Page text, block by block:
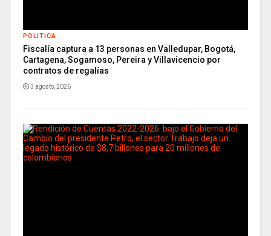
POLITICA
Fiscalía captura a 13 personas en Valledupar, Bogotá,
Cartagena, Sogamoso, Pereira y Villavicencio por
contratos de regalías
3 agosto, 2026